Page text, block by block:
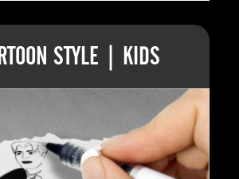
STYLE | KIDS